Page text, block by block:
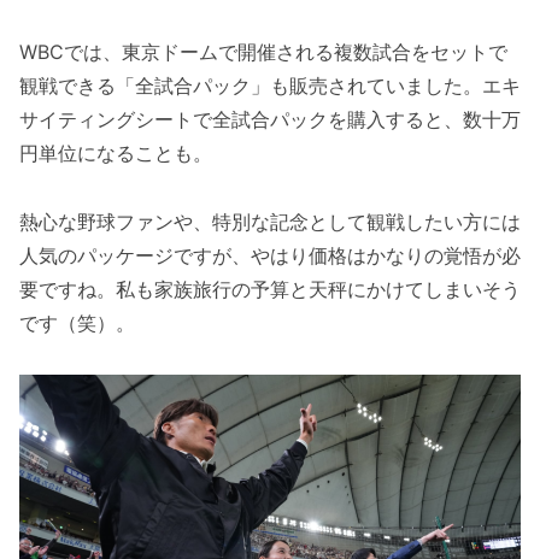
WBCでは、東京ドームで開催される複数試合をセットで
観戦できる「全試合パック」も販売されていました。エキ
サイティングシートで全試合パックを購入すると、数十万
円単位になることも。
熱心な野球ファンや、特別な記念として観戦したい方には
人気のパッケージですが、やはり価格はかなりの覚悟が必
要ですね。私も家族旅行の予算と天秤にかけてしまいそう
です（笑）。